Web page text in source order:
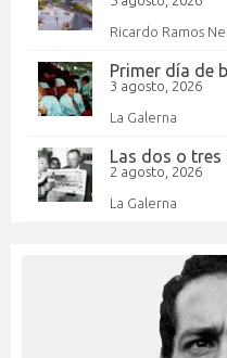
Ricardo Ramos
Primer día de
3 agosto, 2026
La Galerna
Las dos o tres
2 agosto, 2026
La Galerna